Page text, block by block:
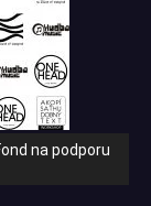
na podporu